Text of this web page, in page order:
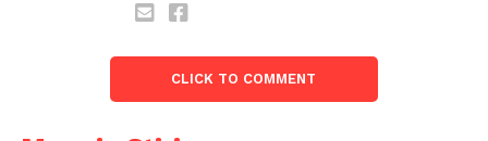
CLICK TO COMMENT